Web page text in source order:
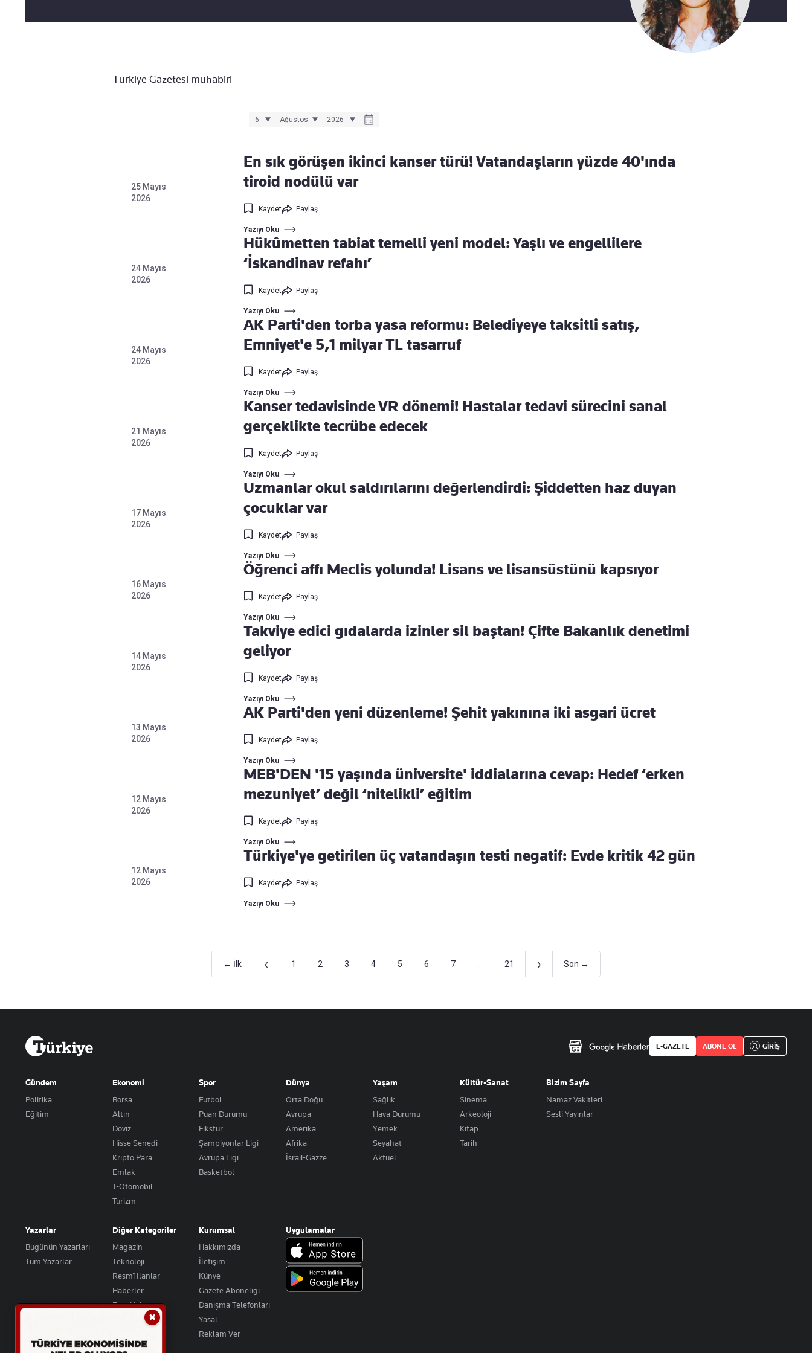
akışımıza ulaşın
Kaçırmayın
Türkiye Gazetesi muhabiri
25 Mayıs
2026
En sık görüşen ikinci kanser türü! Vatandaşların yüzde 40'ında
tiroid nodülü var
Kaydet Paylaş
Yazıyı Oku
24 Mayıs
2026
Hükûmetten tabiat temelli yeni model: Yaşlı ve engellilere
‘İskandinav refahı’
Kaydet Paylaş
Yazıyı Oku
24 Mayıs
2026
AK Parti'den torba yasa reformu: Belediyeye taksitli satış,
Emniyet'e 5,1 milyar TL tasarruf
Kaydet Paylaş
Yazıyı Oku
21 Mayıs
2026
Kanser tedavisinde VR dönemi! Hastalar tedavi sürecini sanal
gerçeklikte tecrübe edecek
Kaydet Paylaş
Yazıyı Oku
17 Mayıs
2026
Uzmanlar okul saldırılarını değerlendirdi: Şiddetten haz duyan
çocuklar var
Kaydet Paylaş
Yazıyı Oku
16 Mayıs
2026
Öğrenci affı Meclis yolunda! Lisans ve lisansüstünü kapsıyor
Kaydet Paylaş
Yazıyı Oku
14 Mayıs
2026
Takviye edici gıdalarda izinler sil baştan! Çifte Bakanlık denetimi
geliyor
Kaydet Paylaş
Yazıyı Oku
13 Mayıs
2026
AK Parti'den yeni düzenleme! Şehit yakınına iki asgari ücret
Kaydet Paylaş
Yazıyı Oku
12 Mayıs
2026
MEB'DEN '15 yaşında üniversite' iddialarına cevap: Hedef ‘erken
mezuniyet’ değil ‘nitelikli’ eğitim
Kaydet Paylaş
Yazıyı Oku
12 Mayıs
2026
Türkiye'ye getirilen üç vatandaşın testi negatif: Evde kritik 42 gün
Kaydet Paylaş
Yazıyı Oku
← İlk ‹ 1 2 3 4 5 6 7 21 › Son →
E-GAZETE ABONE OL GİRİŞ
Gündem
Politika
Eğitim
Ekonomi
Borsa
Altın
Döviz
Hisse Senedi
Kripto Para
Emlak
T-Otomobil
Turizm
Spor
Futbol
Puan Durumu
Fikstür
Şampiyonlar Ligi
Avrupa Ligi
Basketbol
Dünya
Orta Doğu
Avrupa
Amerika
Afrika
İsrail-Gazze
Yaşam
Sağlık
Hava Durumu
Yemek
Seyahat
Aktüel
Kültür-Sanat
Sinema
Arkeoloji
Kitap
Tarih
Bizim Sayfa
Namaz Vakitleri
Sesli Yayınlar
Yazarlar
Bugünün Yazarları
Tüm Yazarlar
Diğer Kategoriler
Magazin
Teknoloji
Resmî Ilanlar
Haberler
Foto Haber
Video Galeri
Kurumsal
Hakkımızda
İletişim
Künye
Gazete Aboneliği
Danışma Telefonları
Yasal
Reklam Ver
Uygulamalar
✖